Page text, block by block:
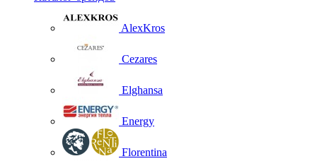
AlexKros
Cezares
Elghansa
Energy
Florentina